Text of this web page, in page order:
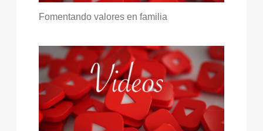
Fomentando valores en familia